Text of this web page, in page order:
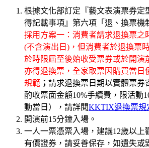
根據文化部訂定『藝文表演票券定
得記載事項』第六項「退、換票機
採用方案一：消費者請求退換票之
(不含演出日)，但消費者於退換票
於時限屆至後始收受票券或於開演
亦得退換票，全家取票因購買當日
規範 ； 請求退換票日期以實體票券
酌收票面金額10%手續費，限活動
動當日），請詳閱KKTIX退換票規
開演前15分鐘入場。
一人一票憑票入場，建議12歲以上
有價證券，請妥善保存，如遺失或